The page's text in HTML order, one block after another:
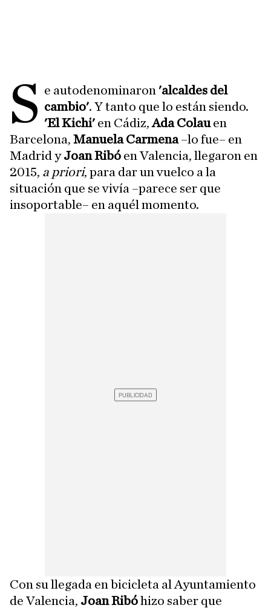
S e autodenominaron 'alcaldes del
cambio'. Y tanto que lo están siendo.
'El Kichi' en Cádiz,Ada Colauen
Barcelona, Manuela Carmena–lo fue– en
Madrid yJoan Ribó en Valencia, llegaron en
2015, a priori, para dar un vuelco a la
situación que se vivía –parece ser que
insoportable– en aquél momento.
Con su llegada en bicicleta al Ayuntamiento
de Valencia, Joan Ribóhizo saber que